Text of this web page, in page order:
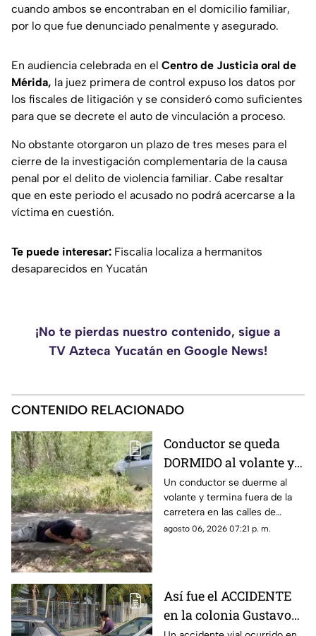
cuando ambos se encontraban en el domicilio familiar,
por lo que fue denunciado penalmente y asegurado.
En audiencia celebrada en el Centro de Justicia oral de
Mérida, la juez primera de control expuso los datos por
los fiscales de litigación y se consideró como suficientes
para que se decrete el auto de vinculación a proceso.
No obstante otorgaron un plazo de tres meses para el
cierre de la investigación complementaria de la causa
penal por el delito de violencia familiar. Cabe resaltar
que en este periodo el acusado no podrá acercarse a la
víctima en cuestión.
Te puede interesar: Fiscalía localiza a hermanitos
desaparecidos en Yucatán
¡No te pierdas nuestro contenido, sigue a
TV Azteca Yucatán en Google News!
CONTENIDO RELACIONADO
Conductor se queda
DORMIDO al volante y
termina entre la
maleza en Ciudad
Caucel
Un conductor se duerme al
volante y termina fuera de la
carretera en las calles de
Ciudad Caucel, por lo que se
agosto 06, 2026 07:21 p. m.
Así fue el ACCIDENTE
en la colonia Gustavo